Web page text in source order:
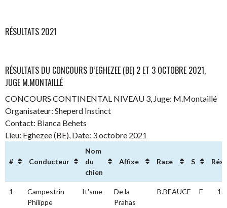
RÉSULTATS 2021
RÉSULTATS DU CONCOURS D’EGHEZEE (BE) 2 ET 3 OCTOBRE 2021,
JUGE M.MONTAILLÉ
CONCOURS CONTINENTAL NIVEAU 3, Juge: M.Montaillé
Organisateur: Sheperd Instinct
Contact: Bianca Behets
Lieu: Eghezee (BE), Date: 3 octobre 2021
# Conducteur
Nom
du
chien
Affixe Race S
# Conducteur
Nom
Affixe Race S
1
Campestrin
Philippe
It'sme
De la
Prahas
B.BEAUCE F